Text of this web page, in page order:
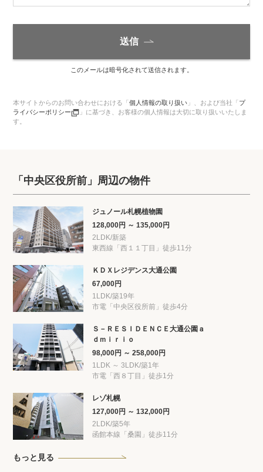
送信
このメールは暗号化されて送信されます。
本サイトからのお問い合わせにおける「個人情報の取り扱い 」、 および当社「プ
ライバシーポリシー
」に基づき、お客様の個人情報は大切に取り扱いいたしま
す。
「中央区役所前」周辺の物件
ジュノール札幌植物園
128,000円 ～ 135,000円
2LDK/新築
東西線「西１１丁目」徒歩11分
ＫＤＸレジデンス大通公園
67,000円
1LDK/築19年
市電「中央区役所前」徒歩4分
Ｓ－ＲＥＳＩＤＥＮＣＥ大通公園ａ
ｄｍｉｒｉｏ
98,000円 ～ 258,000円
1LDK ～ 3LDK/築1年
市電「西８丁目」徒歩1分
レゾ札幌
127,000円 ～ 132,000円
2LDK/築5年
函館本線「桑園」徒歩11分
もっと見る